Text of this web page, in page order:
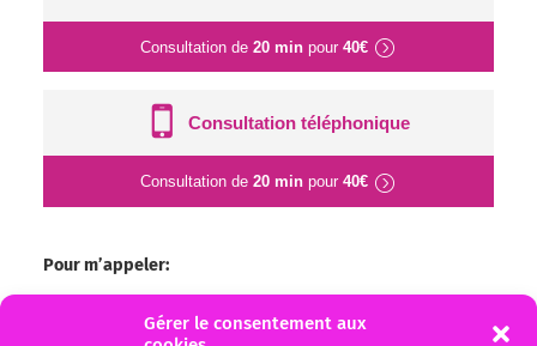
Gérer le consentement aux
Consultation de 20 min pour 40€
Consultation téléphonique
Consultation de 20 min pour 40€
Pour m’appeler:
tél.port: 06 50 30 34 69